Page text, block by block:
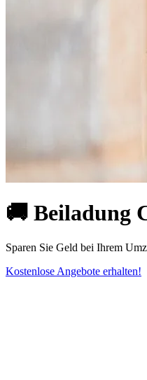
🚚 Beiladung
Sparen Sie Geld bei Ihrem
Kostenlose Angebote erhalten!